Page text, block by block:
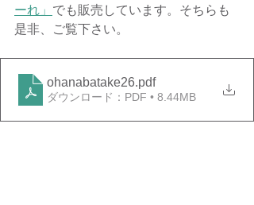
ーれ」 でも販売しています。そちらも
是非、ご覧下さい。
ohanabatake26.pdf
ダウンロード：PDF • 8.44MB